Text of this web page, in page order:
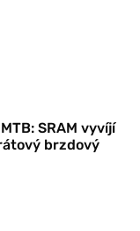
SRAM vyvíjí
brzdový